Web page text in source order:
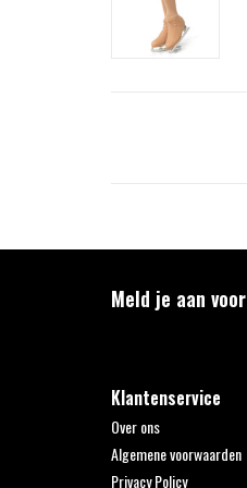
Meld je aan
Klantenservice
Over ons
Algemene voorwaarden
Privacy Policy